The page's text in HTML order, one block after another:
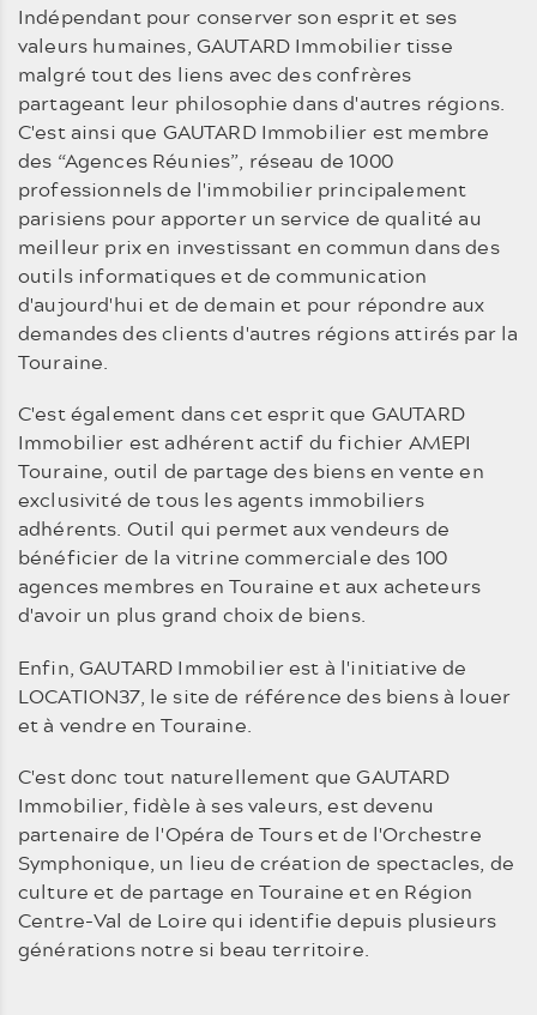
Indépendant pour conserver son esprit et ses
valeurs humaines, GAUTARD Immobilier tisse
malgré tout des liens avec des confrères
partageant leur philosophie dans d'autres régions.
C'est ainsi que GAUTARD Immobilier est membre
des “Agences Réunies”, réseau de 1000
professionnels de l'immobilier principalement
parisiens pour apporter un service de qualité au
meilleur prix en investissant en commun dans des
outils informatiques et de communication
d'aujourd'hui et de demain et pour répondre aux
demandes des clients d'autres régions attirés par la
Touraine.
C'est également dans cet esprit que GAUTARD
Immobilier est adhérent actif du fichier AMEPI
Touraine, outil de partage des biens en vente en
exclusivité de tous les agents immobiliers
adhérents. Outil qui permet aux vendeurs de
bénéficier de la vitrine commerciale des 100
agences membres en Touraine et aux acheteurs
d'avoir un plus grand choix de biens.
Enfin, GAUTARD Immobilier est à l'initiative de
LOCATION37, le site de référence des biens à louer
et à vendre en Touraine.
C'est donc tout naturellement que GAUTARD
Immobilier, fidèle à ses valeurs, est devenu
partenaire de l'Opéra de Tours et de l'Orchestre
Symphonique, un lieu de création de spectacles, de
culture et de partage en Touraine et en Région
Centre-Val de Loire qui identifie depuis plusieurs
générations notre si beau territoire.